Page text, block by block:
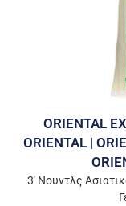
ORIENTAL
ORIENTAL |
3′ Νουντλς